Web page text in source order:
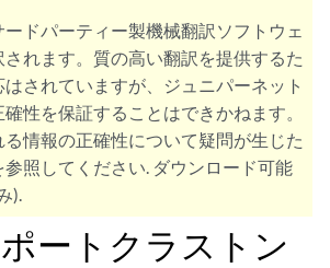
ドパーティー製機械翻訳ソフトウェ
れます。質の高い翻訳を提供するた
されていますが、ジュニパーネット
性を保証することはできかねます。
情報の正確性について疑問が生じた
照してください. ダウンロード可能
).
ートクラストン